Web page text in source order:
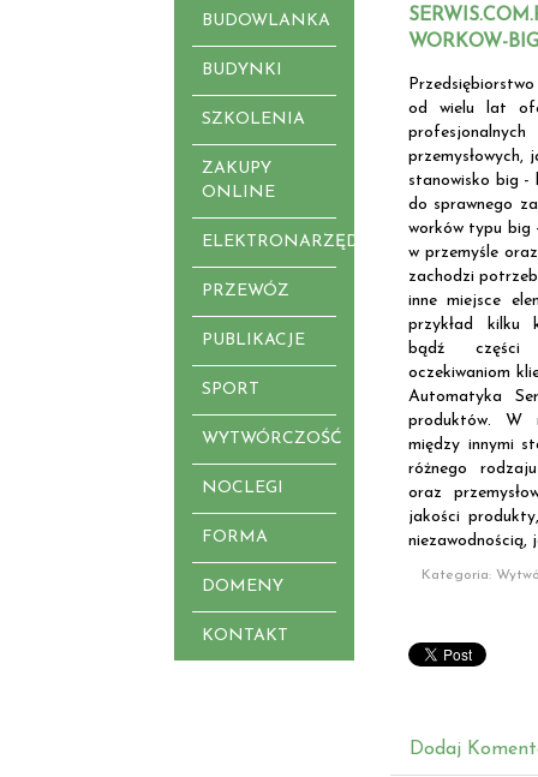
BUDOWLANKA
BUDYNKI
SZKOLENIA
ZAKUPY
ONLINE
ELEKTRONARZĘDZIA
PRZEWÓZ
PUBLIKACJE
SPORT
WYTWÓRCZOŚĆ
NOCLEGI
FORMA
DOMENY
KONTAKT
WORKOW-
od wielu lat
przemysłowych,
stanowisko big -
do sprawnego
worków typu big
w przemyśle
zachodzi
inne miejsce
przykład kilku
bądź części
oczekiwaniom
Automatyka
produktów. W
między innymi
różnego
oraz
jakości
niezawodnością,
Kategoria:
Dodaj